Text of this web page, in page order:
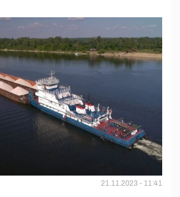
21.11.2023 - 11:41